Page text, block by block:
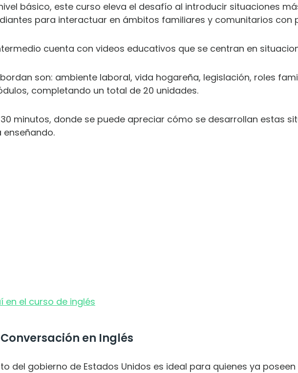
básico, este curso eleva el desafío al introducir situaciones
para interactuar en ámbitos familiares y comunitarios con
cuenta con videos educativos que se centran en
son: ambiente laboral, vida hogareña, legislación, roles
completando un total de 20 unidades.
minutos, donde se puede apreciar cómo se desarrollan estas
enseñando.
en el curso de inglés
en Inglés
del gobierno de Estados Unidos es ideal para quienes ya